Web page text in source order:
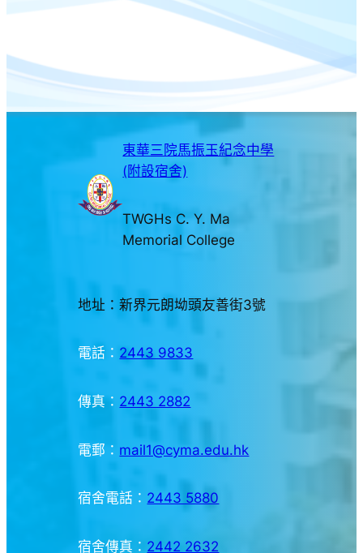
東華三院馬振玉紀念中學
(附設宿舍)
TWGHs C. Y. Ma
Memorial College
地址：新界元朗坳頭友善街3號
電話： 2443 9833
傳真： 2443 2882
電郵： mail1@cyma.edu.hk
宿舍電話： 2443 5880
宿舍傳真： 2442 2632